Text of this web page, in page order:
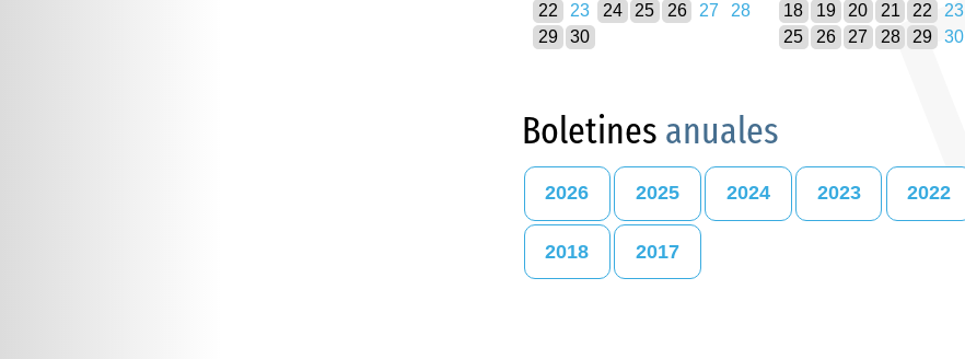
22
23 24 25 26 27
28
29
30
18
19 20 21 22 23
25
26 27 28 29 30
Boletines anuales
2026 2025 2024 2023 2022
2018 2017